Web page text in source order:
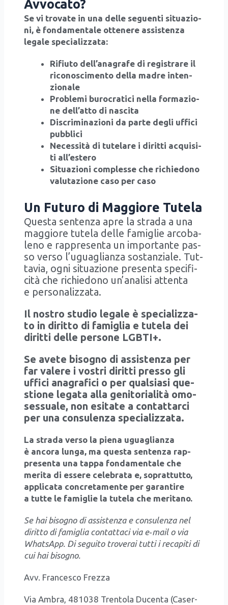
Avvocato?
Se vi tro­va­te in una del­le seguen­ti situa­zio­
ni, è fon­da­men­ta­le otte­ne­re assi­sten­za
lega­le spe­cia­liz­za­ta:
Rifiu­to del­l’a­na­gra­fe di regi­stra­re il
rico­no­sci­men­to del­la madre inten­
zio­na­le
Pro­ble­mi buro­cra­ti­ci nel­la for­ma­zio­
ne del­l’at­to di nasci­ta
Discri­mi­na­zio­ni da par­te degli uffi­ci
pub­bli­ci
Neces­si­tà di tute­la­re i dirit­ti acqui­si­
ti all’e­ste­ro
Situa­zio­ni com­ples­se che richie­do­no
valu­ta­zio­ne caso per caso
Un Futuro di Maggiore Tutela
Que­sta sen­ten­za apre la stra­da a una
mag­gio­re tute­la del­le fami­glie arco­ba­
le­no e rap­pre­sen­ta un impor­tan­te pas­
so ver­so l’u­gua­glian­za sostan­zia­le. Tut­
ta­via, ogni situa­zio­ne pre­sen­ta spe­ci­fi­
ci­tà che richie­do­no un’a­na­li­si atten­ta
e per­so­na­liz­za­ta.
Il nostro stu­dio lega­le è spe­cia­liz­za­
to in dirit­to di fami­glia e tute­la dei
dirit­ti del­le per­so­ne LGBTI+.
Se ave­te biso­gno di assi­sten­za per
far vale­re i vostri dirit­ti pres­so gli
uffi­ci ana­gra­fi­ci o per qual­sia­si que­
stio­ne lega­ta alla geni­to­ria­li­tà omo­
ses­sua­le, non esi­ta­te a con­tat­tar­ci
per una con­su­len­za spe­cia­liz­za­ta.
La stra­da ver­so la pie­na ugua­glian­za
è anco­ra lun­ga, ma que­sta sen­ten­za rap­
pre­sen­ta una tap­pa fon­da­men­ta­le che
meri­ta di esse­re cele­bra­ta e, soprat­tut­to,
appli­ca­ta con­cre­ta­men­te per garan­ti­re
a tut­te le fami­glie la tute­la che meri­ta­no.
Se hai biso­gno di assi­sten­za e con­su­len­za nel
dirit­to di fami­glia con­tat­ta­ci via e‑mail o via
Wha­tsApp. Di segui­to tro­ve­rai tut­ti i reca­pi­ti di
cui hai biso­gno.
Avv. Fran­ce­sco Frez­za
Via Ambra, 481038 Tren­to­la Ducen­ta (Caser­